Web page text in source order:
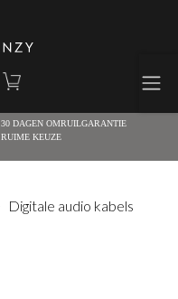
30 DAGEN OMRUILGARANTIE
RUIME KEUZE
Digitale audio kabels